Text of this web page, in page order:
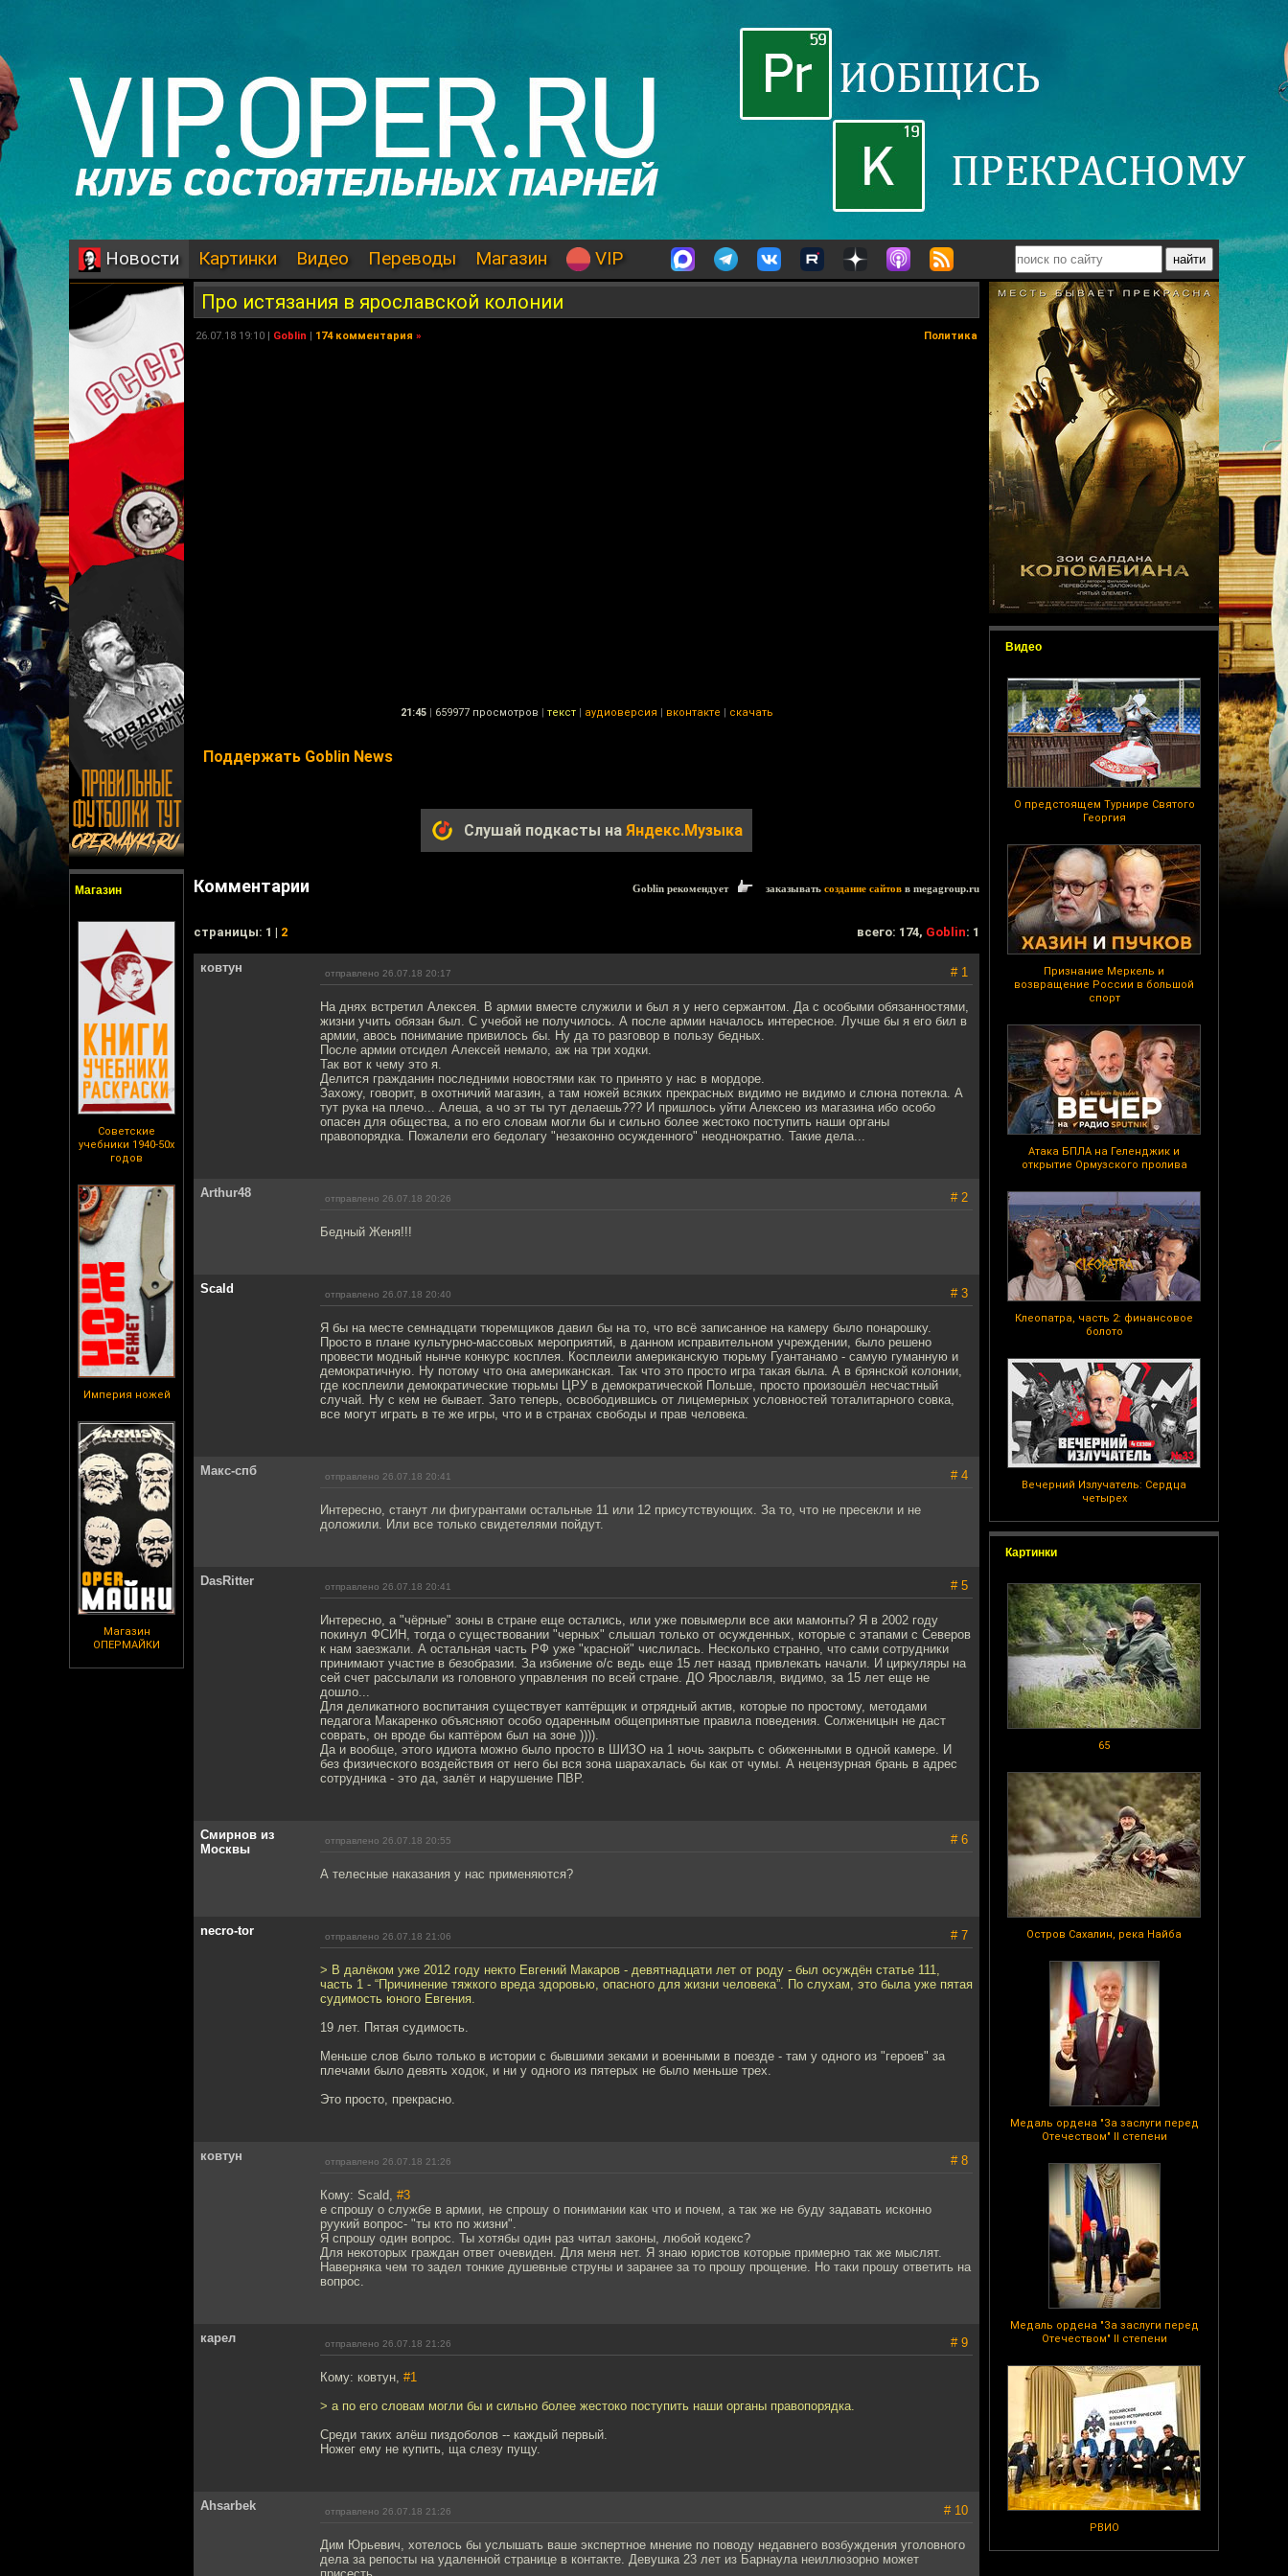
Новости Картинки Видео Переводы Магазин VIP
Магазин
Советские
учебники 1940-50х
годов
Империя ножей
Магазин
ОПЕРМАЙКИ
Видео
О предстоящем Турнире Святого
Георгия
Признание Меркель и
возвращение России в большой
спорт
Атака БПЛА на Геленджик и
открытие Ормузского пролива
Клеопатра, часть 2: финансовое
болото
Вечерний Излучатель: Сердца
четырех
Картинки
65
Остров Сахалин, река Найба
Медаль ордена "За заслуги перед
Отечеством" II степени
Медаль ордена "За заслуги перед
Отечеством" II степени
РВИО
Про истязания в ярославской колонии
26.07.18 19:10 | Goblin | 174 комментария » Политика
21:45 | 659977 просмотров | текст | аудиоверсия | вконтакте | скачать
Поддержать Goblin News
Слушай подкасты на Яндекс.Музыка
Комментарии Goblin рекомендует заказывать создание сайтов в megagroup.ru
cтраницы: 1 | 2 всего: 174, Goblin: 1
ковтун отправлено 26.07.18 20:17 # 1
На днях встретил Алексея. В армии вместе служили и был я у него сержантом. Да с особыми обязанностями,
жизни учить обязан был. С учебой не получилось. А после армии началось интересное. Лучше бы я его бил в
армии, авось понимание привилось бы. Ну да то разговор в пользу бедных.
После армии отсидел Алексей немало, аж на три ходки.
Так вот к чему это я.
Делится гражданин последними новостями как то принято у нас в мордоре.
Захожу, говорит, в охотничий магазин, а там ножей всяких прекрасных видимо не видимо и слюна потекла. А
тут рука на плечо... Алеша, а чо эт ты тут делаешь??? И пришлось уйти Алексею из магазина ибо особо
опасен для общества, а по его словам могли бы и сильно более жестоко поступить наши органы
правопорядка. Пожалели его бедолагу "незаконно осужденного" неоднократно. Такие дела...
Arthur48 отправлено 26.07.18 20:26 # 2
Бедный Женя!!!
Scald отправлено 26.07.18 20:40 # 3
Я бы на месте семнадцати тюремщиков давил бы на то, что всё записанное на камеру было понарошку.
Просто в плане культурно-массовых мероприятий, в данном исправительном учреждении, было решено
провести модный нынче конкурс косплея. Косплеили американскую тюрьму Гуантанамо - самую гуманную и
демократичную. Ну потому что она американская. Так что это просто игра такая была. А в брянской колонии,
где косплеили демократические тюрьмы ЦРУ в демократической Польше, просто произошёл несчастный
случай. Ну с кем не бывает. Зато теперь, освободившись от лицемерных условностей тоталитарного совка,
все могут играть в те же игры, что и в странах свободы и прав человека.
Макс-спб отправлено 26.07.18 20:41 # 4
Интересно, станут ли фигурантами остальные 11 или 12 присутствующих. За то, что не пресекли и не
доложили. Или все только свидетелями пойдут.
DasRitter отправлено 26.07.18 20:41 # 5
Интересно, а "чёрные" зоны в стране еще остались, или уже повымерли все аки мамонты? Я в 2002 году
покинул ФСИН, тогда о существовании "черных" слышал только от осужденных, которые с этапами с Северов
к нам заезжали. А остальная часть РФ уже "красной" числилась. Несколько странно, что сами сотрудники
принимают участие в безобразии. За избиение о/с ведь еще 15 лет назад привлекать начали. И циркуляры на
сей счет рассылали из головного управления по всей стране. ДО Ярославля, видимо, за 15 лет еще не
дошло...
Для деликатного воспитания существует каптёрщик и отрядный актив, которые по простому, методами
педагога Макаренко объясняют особо одаренным общепринятые правила поведения. Солженицын не даст
соврать, он вроде бы каптёром был на зоне )))).
Да и вообще, этого идиота можно было просто в ШИЗО на 1 ночь закрыть с обиженными в одной камере. И
без физического воздействия от него бы вся зона шарахалась бы как от чумы. А нецензурная брань в адрес
сотрудника - это да, залёт и нарушение ПВР.
Смирнов из
Москвы
отправлено 26.07.18 20:55 # 6
А телесные наказания у нас применяются?
necro-tor отправлено 26.07.18 21:06 # 7
> В далёком уже 2012 году некто Евгений Макаров - девятнадцати лет от роду - был осуждён статье 111,
часть 1 - “Причинение тяжкого вреда здоровью, опасного для жизни человека”. По слухам, это была уже пятая
судимость юного Евгения.
19 лет. Пятая судимость.
Меньше слов было только в истории с бывшими зеками и военными в поезде - там у одного из "героев" за
плечами было девять ходок, и ни у одного из пятерых не было меньше трех.
Это просто, прекрасно.
ковтун отправлено 26.07.18 21:26 # 8
Кому: Scald, #3
е спрошу о службе в армии, не спрошу о понимании как что и почем, а так же не буду задавать исконно
руукий вопрос- "ты кто по жизни".
Я спрошу один вопрос. Ты хотябы один раз читал законы, любой кодекс?
Для некоторых граждан ответ очевиден. Для меня нет. Я знаю юристов которые примерно так же мыслят.
Наверняка чем то задел тонкие душевные струны и заранее за то прошу прощение. Но таки прошу ответить на
вопрос.
карел отправлено 26.07.18 21:26 # 9
Кому: ковтун, #1
> а по его словам могли бы и сильно более жестоко поступить наши органы правопорядка.
Среди таких алёш пиздоболов -- каждый первый.
Ножег ему не купить, ща слезу пущу.
Ahsarbek отправлено 26.07.18 21:26 # 10
Дим Юрьевич, хотелось бы услышать ваше экспертное мнение по поводу недавнего возбуждения уголовного
дела за репосты на удаленной странице в контакте. Девушка 23 лет из Барнаула неиллюзорно может